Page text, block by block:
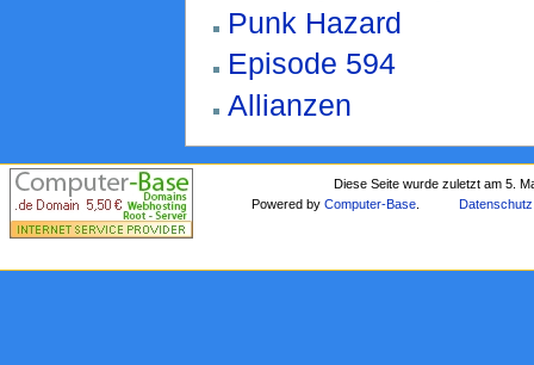
Punk Hazard
Episode 594
Allianzen
Diese Seite wurde zuletzt am 5.
Powered byComputer-Base Datenschutz